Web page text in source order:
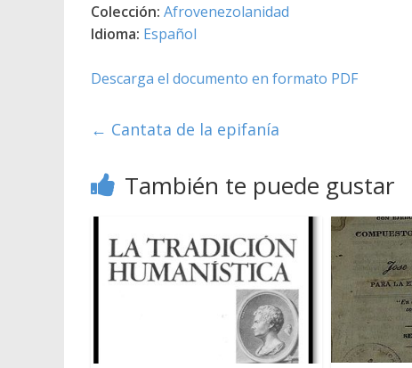
Colección: Afrovenezolanidad
Idioma: Español
Descarga el documento en formato PDF
← Cantata de la epifanía
También te puede gustar